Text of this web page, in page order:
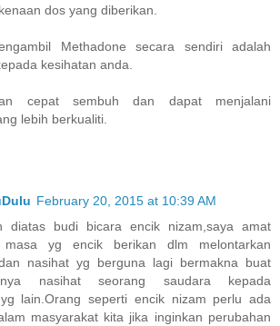
dos yang diberikan.
Methadone secara sendiri adalah
kesihatan anda.
cepat sembuh dan dapat menjalani
lebih berkualiti.
February 20, 2015 at 10:39 AM
diatas budi bicara encik nizam,saya amat
masa yg encik berikan dlm melontarkan
nasihat yg berguna lagi bermakna buat
nasihat seorang saudara kepada
lain.Orang seperti encik nizam perlu ada
masyarakat kita jika inginkan perubahan